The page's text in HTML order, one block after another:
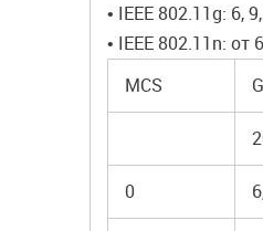
• IEEE 802.11g: 6,
• IEEE 802.11n:
MCS
0